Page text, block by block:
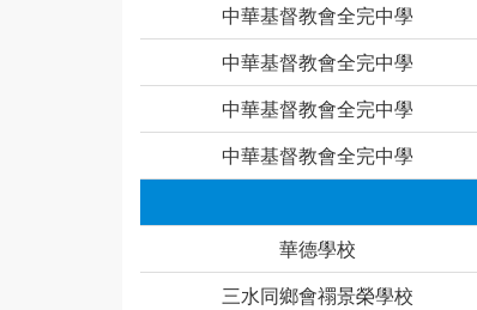
中華基督教會全完中學
中華基督教會全完中學
中華基督教會全完中學
中華基督教會全完中學
華德學校
三水同鄉會禤景榮學校